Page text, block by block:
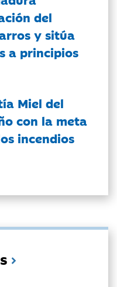
del
y sitúa
a principios
Miel del
con la meta
incendios